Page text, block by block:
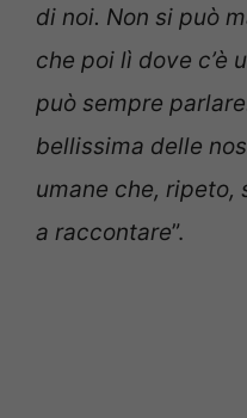
di noi. Non si può
che poi lì dove c’è
può sempre
bellissima delle
umane che,
a raccontare”.